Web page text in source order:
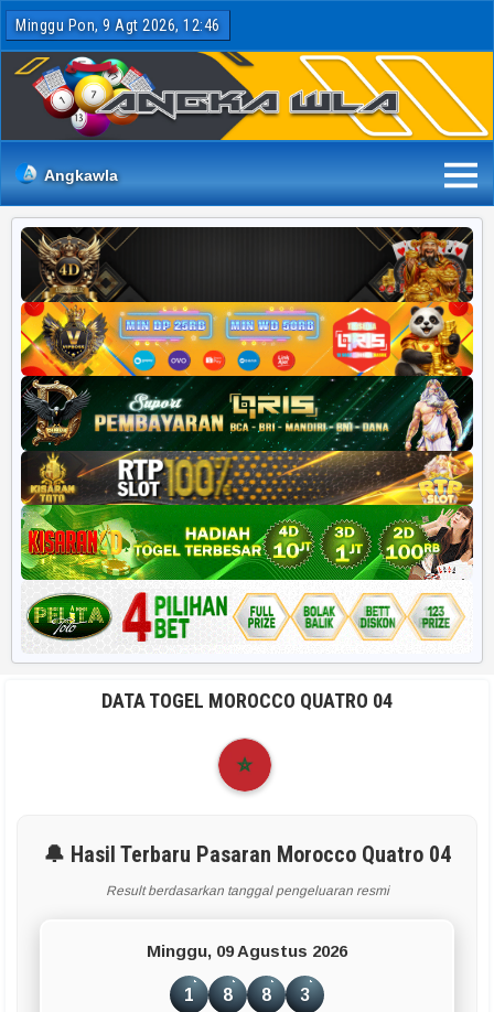
Minggu Pon, 9 Agt 2026, 12:46
Angkawla
DATA TOGEL MOROCCO QUATRO 04
🔔 Hasil Terbaru Pasaran Morocco Quatro 04
Result berdasarkan tanggal pengeluaran resmi
Minggu, 09 Agustus 2026
1 8 8 3